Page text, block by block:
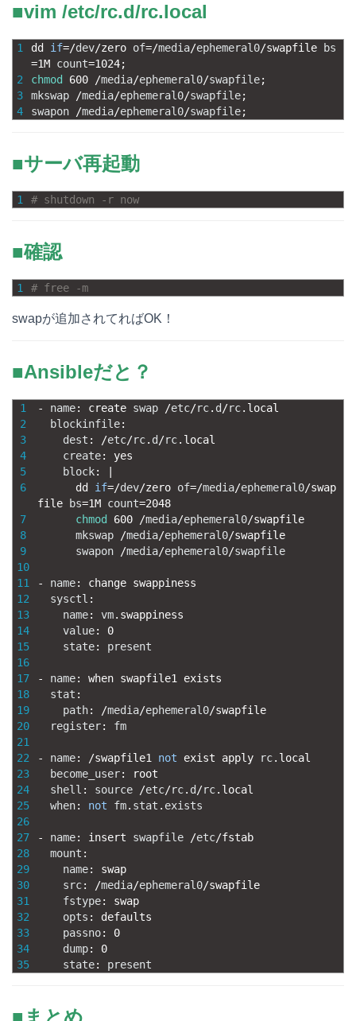
■vim /etc/rc.d/rc.local
1
2
3
4
dd if=/dev/zero of=/media/ephemeral0/swapfile
bs
=1M count=1024;
chmod
600 /media/ephemeral0/swapfile;
mkswap
/media/ephemeral0/swapfile;
swapon
/media/ephemeral0/swapfile;
■サーバ再起動
1 # shutdown -r now
■確認
1 # free -m
swapが追加されてればOK！
■Ansibleだと？
1
2
3
4
5
6
7
8
9
10
11
12
13
14
15
16
17
18
19
20
21
22
23
24
25
26
27
28
29
30
31
32
33
34
35
- name: create swap /etc/rc. d /rc. local
blockinfile:
dest : /etc/rc. d /rc. local
create:
yes
block:
dd if=/dev/zero of=/media/ephemeral0/swap
file
bs=1M count=2048
chmod
600 /media/ephemeral0/swapfile
mkswap
/media/ephemeral0/swapfile
swapon
/media/ephemeral0/swapfile
- name: change swappiness
sysctl :
name: vm. swappiness
value:
0
state: present
- name: when swapfile1 exists
stat :
path: /media/ephemeral0/swapfile
register: fm
- name: /swapfile1 not exist apply rc. local
become_user:
root
shell : source /etc/rc. d /rc. local
when: not fm. stat . exists
- name: insert swapfile /etc/fstab
mount :
name:
swap
src: /media/ephemeral0/swapfile
fstype:
swap
opts :
defaults
passno:
0
dump:
0
state: present
■まとめ